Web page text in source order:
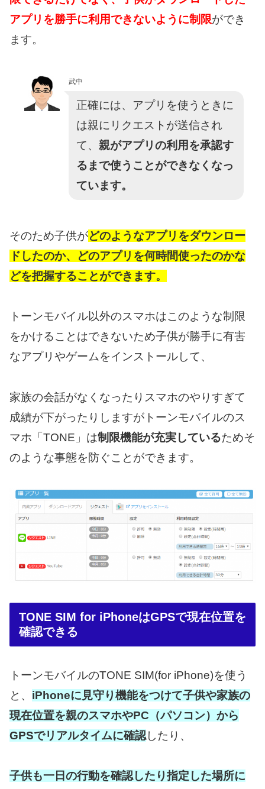
アプリを勝手に利用できないように制限ができ
ます。
武中
正確には、アプリを使うときに
は親にリクエストが送信され
て、 親がアプリの利用を承認す
るまで使うことができなくなっ
ています。
そのため子供がどのようなアプリをダウンロー
ドしたのか、どのアプリを何時間使ったのかな
どを把握することができます。
トーンモバイル以外のスマホはこのような制限
をかけることはできないため子供が勝手に有害
なアプリやゲームをインストールして、
家族の会話がなくなったりスマホのやりすぎて
成績が下がったりしますがトーンモバイルのス
マホ「TONE」は制限機能が充実しているためそ
のような事態を防ぐことができます。
TONE SIM for iPhoneはGPSで現在位置を
確認できる
トーンモバイルのTONE SIM(for iPhone)を使う
と、 iPhoneに見守り機能をつけて子供や家族の
現在位置を親のスマホやPC（パソコン）から
GPSでリアルタイムに確認したり、
子供も一日の行動を確認したり指定した場所に